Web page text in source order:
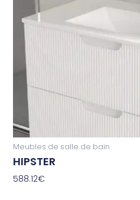
Meubles de salle de bain
HIPSTER
588.12€